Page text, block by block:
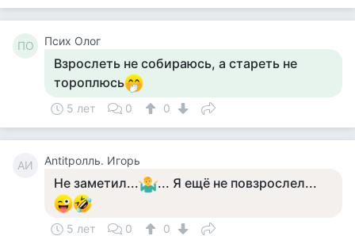
ПО Псих Олог
Взрослеть не собираюсь, а стареть не
тороплюсь
5 лет 0 0
AИ Antitролль. Игорь
Не заметил... ... Я ещё не повзрослел...
5 лет 0 0